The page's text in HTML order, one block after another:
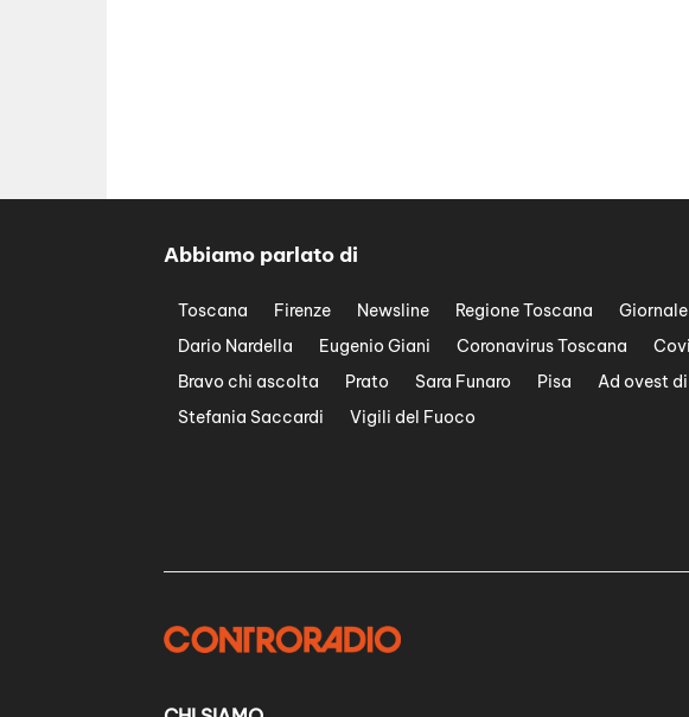
Abbiamo parlato di
Toscana Firenze Newsline Regione Toscana
Dario Nardella
Eugenio Giani Coronavirus Toscana
Bravo chi ascolta
Prato Sara Funaro Pisa Ad ovest
Stefania Saccardi
Vigili del Fuoco